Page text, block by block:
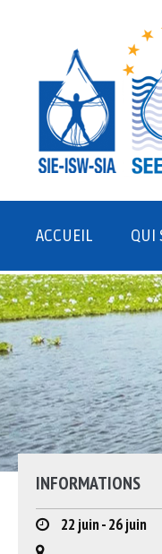
ACCUEIL QUI
LE
INFORMATIONS
22 juin - 26 juin